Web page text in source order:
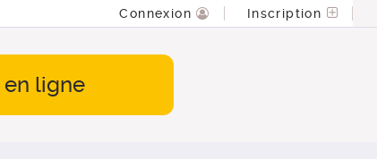
Connexion Inscription
en ligne